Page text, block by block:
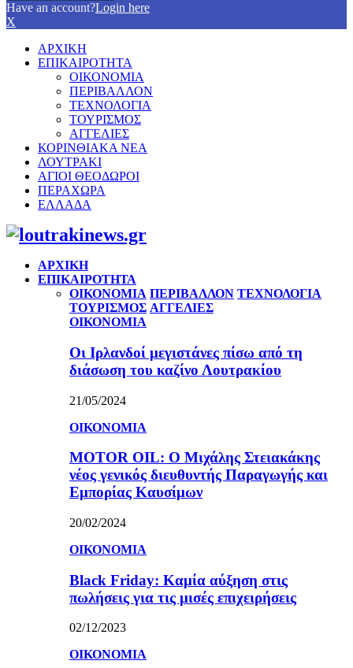
Have an account?Login here
X
ΑΡΧΙΚΗ
ΕΠΙΚΑΙΡΟΤΗΤΑ
ΟΙΚΟΝΟΜΙΑ
ΠΕΡΙΒΑΛΛΟΝ
ΤΕΧΝΟΛΟΓΙΑ
ΤΟΥΡΙΣΜΟΣ
ΑΓΓΕΛΙΕΣ
ΚΟΡΙΝΘΙΑΚΑ ΝΕΑ
ΛΟΥΤΡΑΚΙ
ΑΓΙΟΙ ΘΕΟΔΩΡΟΙ
ΠΕΡΑΧΩΡΑ
ΕΛΛΑΔΑ
Facebook
Twitter
Instagram
Pinterest
Youtube
ΑΡΧΙΚΗ
ΕΠΙΚΑΙΡΟΤΗΤΑ
ΟΙΚΟΝΟΜΙΑ ΠΕΡΙΒΑΛΛΟΝ ΤΕΧΝΟΛΟΓΙΑ
ΤΟΥΡΙΣΜΟΣ ΑΓΓΕΛΙΕΣ
ΟΙΚΟΝΟΜΙΑ
Οι Ιρλανδοί μεγιστάνες πίσω από τη
διάσωση του καζίνο Λουτρακίου
21/05/2024
ΟΙΚΟΝΟΜΙΑ
MOTOR OIL: Ο Μιχάλης Στειακάκης
νέος γενικός διευθυντής Παραγωγής και
Εμπορίας Καυσίμων
20/02/2024
ΟΙΚΟΝΟΜΙΑ
Black Friday: Καμία αύξηση στις
πωλήσεις για τις μισές επιχειρήσεις
02/12/2023
ΟΙΚΟΝΟΜΙΑ